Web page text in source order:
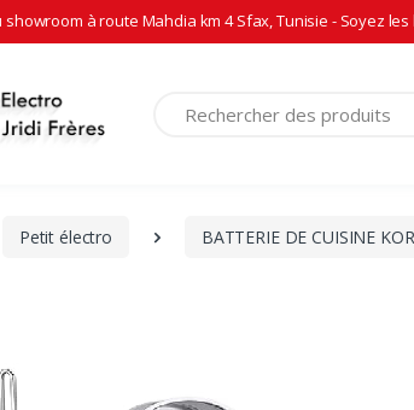
à route Mahdia km 4 Sfax, Tunisie - Soyez
Petit électro BATTERIE DE CUISINE